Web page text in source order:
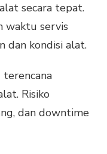
secara tepat.
waktu servis
dan kondisi alat.
Risiko
dan downtime